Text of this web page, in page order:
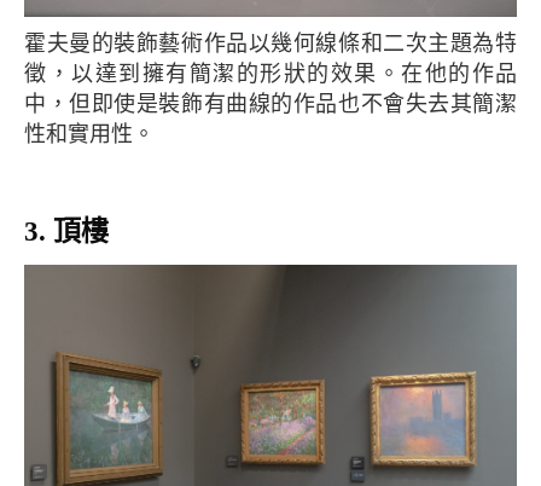
霍夫曼的裝飾藝術作品以幾何線條和二次主題為特
徵，以達到擁有簡潔的形狀的效果。在他的作品
中，但即使是裝飾有曲線的作品也不會失去其簡潔
性和實用性。
3. 頂樓